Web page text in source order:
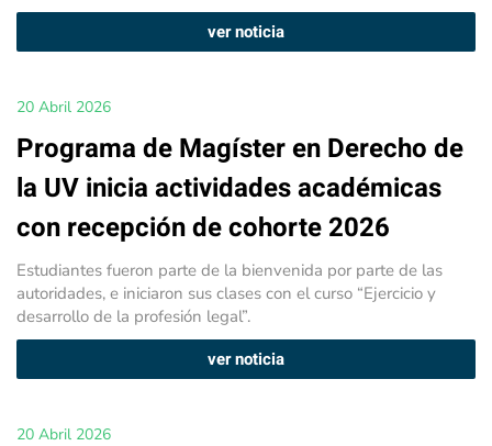
ver noticia
20 Abril 2026
Programa de Magíster en Derecho de
la UV inicia actividades académicas
con recepción de cohorte 2026
Estudiantes fueron parte de la bienvenida por parte de las
autoridades, e iniciaron sus clases con el curso “Ejercicio y
desarrollo de la profesión legal”.
ver noticia
20 Abril 2026